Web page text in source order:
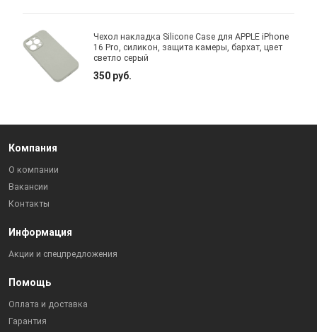
Чехол накладка Silicone Case для APPLE iPhone
16 Pro, силикон, защита камеры, бархат, цвет
светло серый
350 руб.
Компания
О компании
Вакансии
Контакты
Информация
Акции и спецпредложения
Помощь
Оплата и доставка
Гарантия